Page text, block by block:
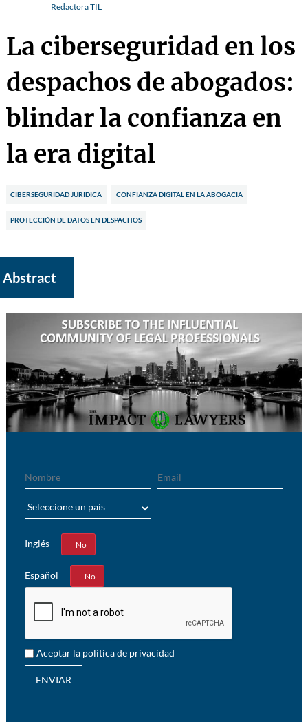
Redactora TIL
La ciberseguridad en los
despachos de abogados:
blindar la confianza en
la era digital
CIBERSEGURIDAD JURÍDICA CONFIANZA DIGITAL EN LA ABOGACÍA
PROTECCIÓN DE DATOS EN DESPACHOS
Abstract
Inglés
Sí No
Español
Sí No
Aceptar la política de privacidad
ENVIAR